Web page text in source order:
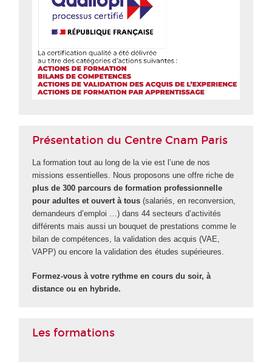
Présentation du Centre Cnam Paris
La formation tout au long de la vie est l’une de nos
missions essentielles. Nous proposons une offre riche de
plus de 300 parcours de formation professionnelle
pour adultes et ouvert à tous (salariés, en reconversion,
demandeurs d’emploi …) dans 44 secteurs d’activités
différents mais aussi un bouquet de prestations comme le
bilan de compétences, la validation des acquis (VAE
VAPP) ou encore la validation des études supérieures
Formez-vous à votre rythme en cours du soir, à
distance ou en hybride.
Les formations